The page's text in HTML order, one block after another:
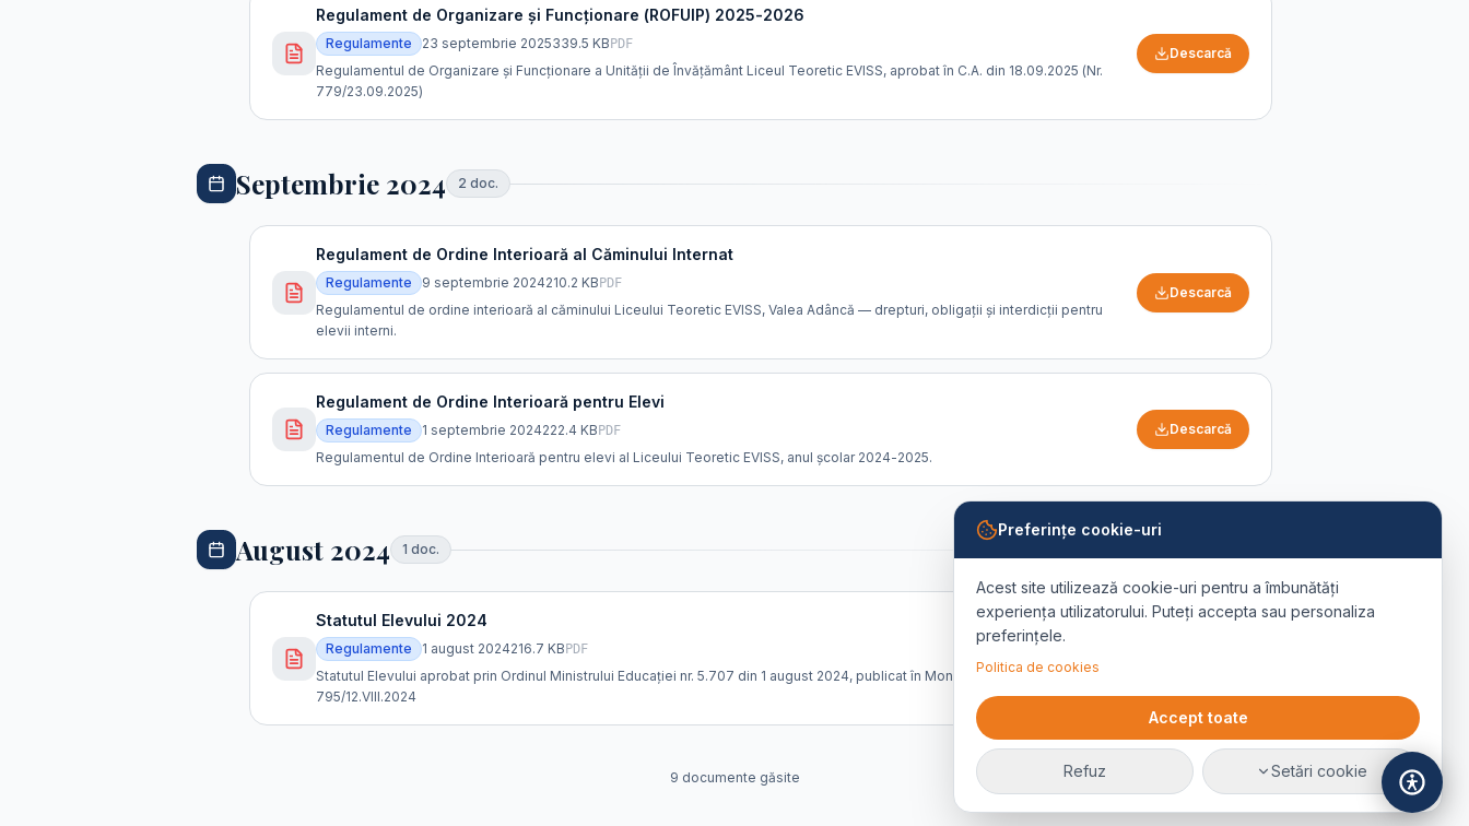
Regulament de Organizare și Funcționare (ROFUIP) 2025-2026
Regulamente 23 septembrie 2025339.5 KB PDF
Regulamentul de Organizare și Funcționare a Unității de Învățământ Liceul Teoretic EVISS, aprobat în C.A. din 18.09.2025 (Nr.
779/23.09.2025)
Descarcă
Septembrie 2024 2 doc.
Regulament de Ordine Interioară al Căminului Internat
Regulamente 9 septembrie 2024210.2 KB PDF
Regulamentul de ordine interioară al căminului Liceului Teoretic EVISS, Valea Adâncă — drepturi, obligații și interdicții pentru
elevii interni.
Descarcă
Regulament de Ordine Interioară pentru Elevi
Regulamente 1 septembrie 2024222.4 KB PDF
Regulamentul de Ordine Interioară pentru elevi al Liceului Teoretic EVISS, anul școlar 2024-2025.
Descarcă
August 2024 1 doc.
Statutul Elevului 2024
Regulamente 1 august 2024216.7 KB PDF
Statutul Elevului aprobat prin Ordinul Ministrului Educației nr. 5.707 din 1 august 2024, publicat în Monitorul Oficial nr.
795/12.VIII.2024
9 documente găsite
Preferințe cookie-uri
Acest site utilizează cookie-uri pentru a îmbunătăți
experiența utilizatorului. Puteți accepta sau personaliza
preferințele.
Politica de cookies
Accept toate
Refuz Setări cookie